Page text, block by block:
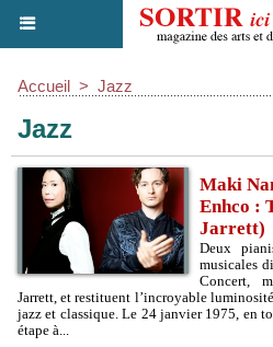
Accueil > Jazz
Jazz
Maki
Enhco :
Jarrett)
Deux
musicales
Concert,
Jarrett, et restituent l’incroyable
jazz et classique. Le 24 janvier 1975, en
étape à...